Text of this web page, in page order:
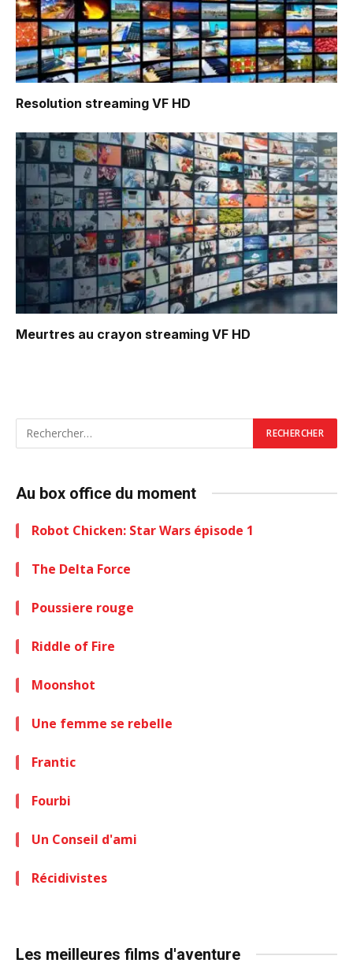
Resolution streaming VF HD
Meurtres au crayon streaming VF HD
Au box office du moment
Robot Chicken: Star Wars épisode 1
The Delta Force
Poussiere rouge
Riddle of Fire
Moonshot
Une femme se rebelle
Frantic
Fourbi
Un Conseil d'ami
Récidivistes
Les meilleures films d'aventure